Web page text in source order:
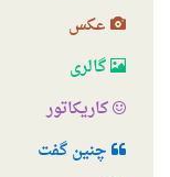
عکس
گالری
کاریکاتور
چنین گفت